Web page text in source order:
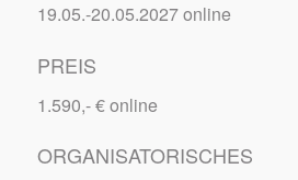
19.05.-20.05.2027 online
PREIS
1.590,- € online
ORGANISATORISCHES